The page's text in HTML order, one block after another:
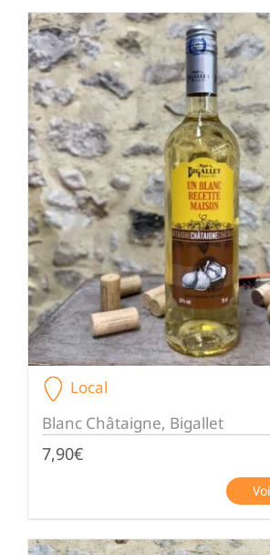
Local
Blanc Châtaigne, Bigallet
7,90€